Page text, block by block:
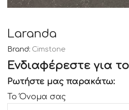
Laranda
Brand: Cimstone
Ενδιαφέρεστε για
Ρωτήστε μας παρακάτω:
Το Όνομα σας